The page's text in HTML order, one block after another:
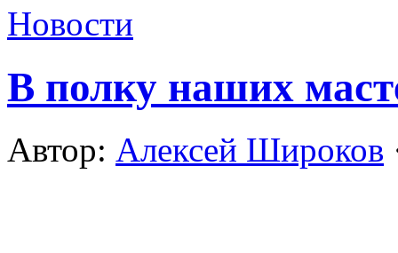
Новости
В полку наших
Автор: Алексей Широков